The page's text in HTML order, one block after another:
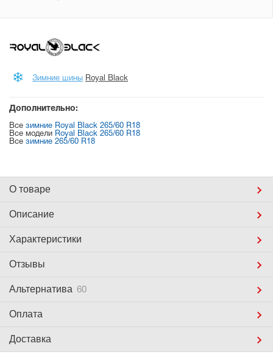
Зимние шины Royal Black
Дополнительно:
Все зимние Royal Black 265/60 R18
Все модели Royal Black 265/60 R18
Все зимние 265/60 R18
О товаре
Описание
Характеристики
Отзывы
Альтернатива 60
Оплата
Доставка